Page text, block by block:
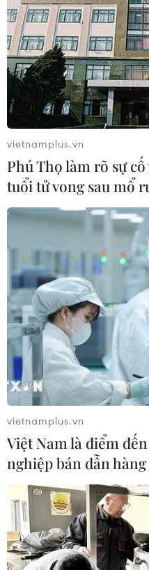
vietnamplus.vn
Phú Thọ làm rõ sự
tuổi tử vong sau mổ
vietnamplus.vn
Việt Nam là điểm
nghiệp bán dẫn